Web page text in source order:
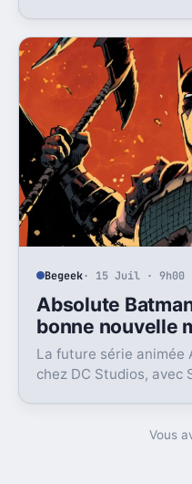
Begeek· 15 Juil · 9h00
Absolute
bonne nouvelle
La future série animée
chez DC Studios, avec